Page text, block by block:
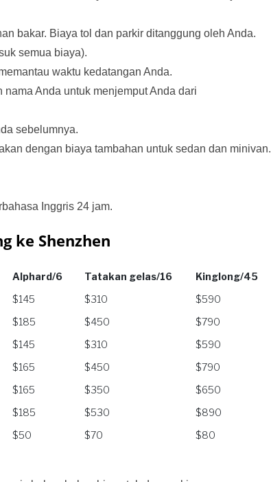
bakar. Biaya tol dan parkir ditanggung oleh Anda.
semua biaya).
waktu kedatangan Anda.
Anda untuk menjemput Anda dari
sebelumnya.
dengan biaya tambahan untuk sedan dan minivan.
Inggris 24 jam.
ke Shenzhen
Alphard/6 Tatakan gelas/16
Kinglong/45
Alphard/6 Tatakan gelas/16 Kinglong/45
$145 $310
$590
$185 $450
$790
$145 $310
$590
$165 $450
$790
$165 $350
$650
$185 $530
$890
$50 $70 $80